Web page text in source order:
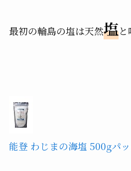
最初の輪島の塩は天然塩と
能登 わじまの海塩 500gパ